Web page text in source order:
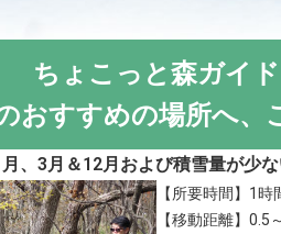
ちょこっと森ガイド
おすすめの場所へ、
、3月＆12月および積雪量が少
【所要時間】1時
【移動距離】0.5